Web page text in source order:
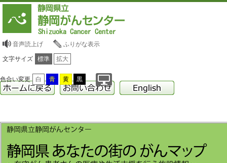
音声読上げ ふりがな表示
文字サイズ 標準 拡大
色合い変更 白 青 黄 黒